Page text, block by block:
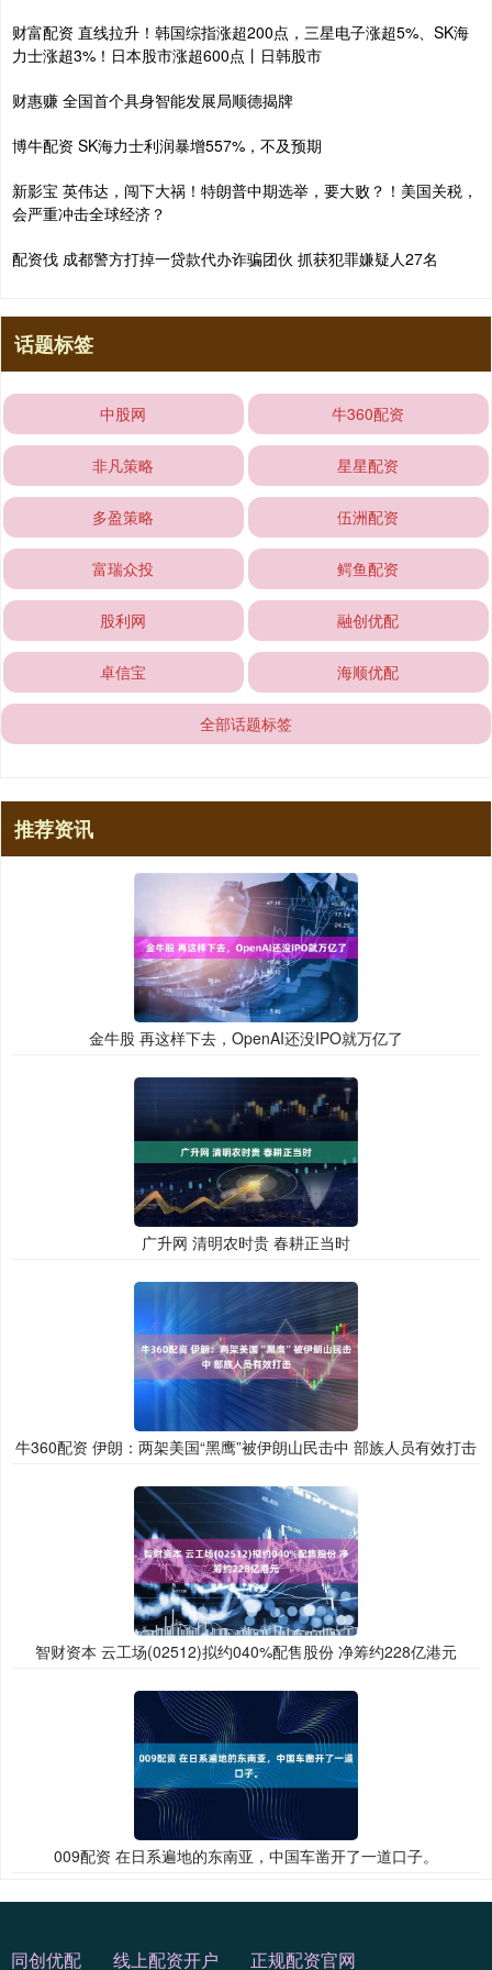
财富配资 直线拉升！韩国综指涨超200点，三星电子涨超5%、SK海
力士涨超3%！日本股市涨超600点丨日韩股市
财惠赚 全国首个具身智能发展局顺德揭牌
博牛配资 SK海力士利润暴增557%，不及预期
新影宝 英伟达，闯下大祸！特朗普中期选举，要大败？！美国关税，
会严重冲击全球经济？
配资伐 成都警方打掉一贷款代办诈骗团伙 抓获犯罪嫌疑人27名
话题标签
中股网 牛360配资
非凡策略 星星配资
多盈策略 伍洲配资
富瑞众投 鳄鱼配资
股利网 融创优配
卓信宝 海顺优配
全部话题标签
推荐资讯
金牛股 再这样下去，OpenAI还没IPO就万亿了
广升网 清明农时贵 春耕正当时
牛360配资 伊朗：两架美国“黑鹰”被伊朗山民击中 部族人员有效打击
智财资本 云工场(02512)拟约040%配售股份 净筹约228亿港元
009配资 在日系遍地的东南亚，中国车凿开了一道口子。
同创优配 线上配资开户 正规配资官网